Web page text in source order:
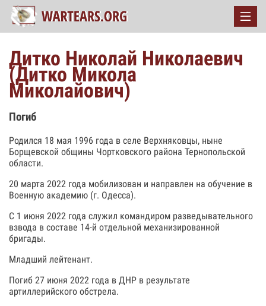
Дитко Николай Николаевич
(Дитко Микола
Миколайович)
Погиб
Родился 18 мая 1996 года в селе Верхняковцы, ныне
Борщевской общины Чортковского района Тернопольской
области.
20 марта 2022 года мобилизован и направлен на обучение в
Военную академию (г. Одесса).
С 1 июня 2022 года служил командиром разведывательного
взвода в составе 14-й отдельной механизированной
бригады.
Младший лейтенант.
Погиб 27 июня 2022 года в ДНР в результате
артиллерийского обстрела.